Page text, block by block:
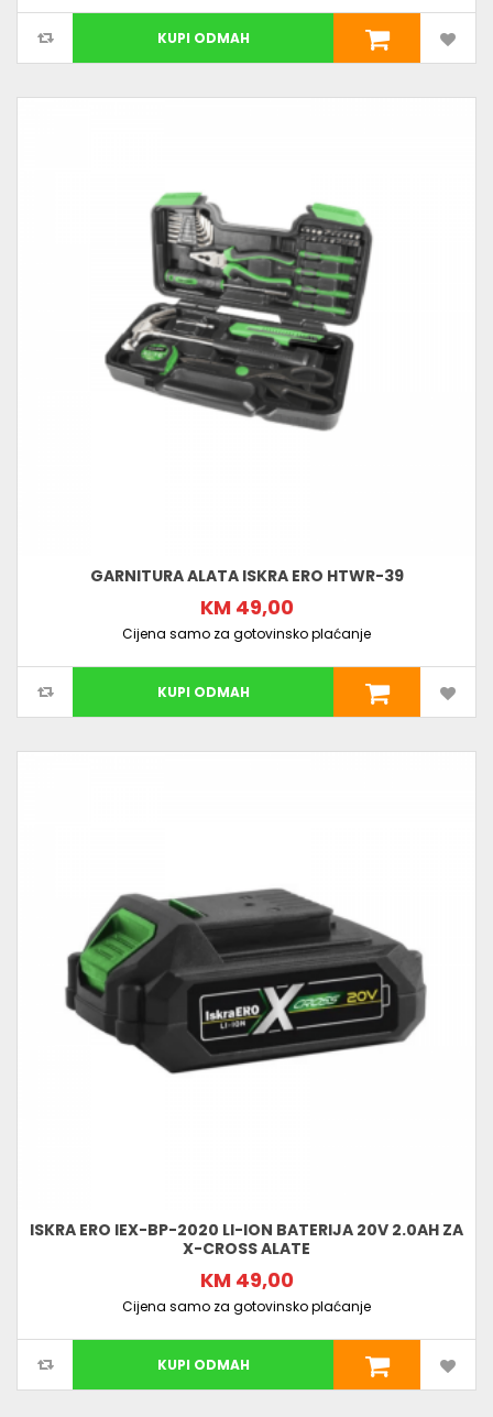
KUPI ODMAH
GARNITURA ALATA ISKRA ERO HTWR-39
KM 49,00
Cijena samo za gotovinsko plaćanje
KUPI ODMAH
ISKRA ERO IEX-BP-2020 LI-ION BATERIJA 20V 2.0AH ZA
X-CROSS ALATE
KM 49,00
Cijena samo za gotovinsko plaćanje
KUPI ODMAH